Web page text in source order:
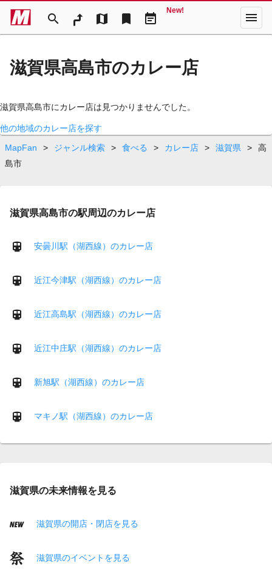
search map bookmark event_note
New! menu
滋賀県高島市のカレー店
滋賀県高島市にカレー店は見つかりませんでした。
他の地域のカレー店を探す
MapFan
> ジャンル検索 > 食べる > カレー店 > 滋賀県 >
高
島市
滋賀県高島市の駅周辺のカレー店
安曇川駅（湖西線）のカレー店
近江今津駅（湖西線）のカレー店
近江高島駅（湖西線）のカレー店
近江中庄駅（湖西線）のカレー店
新旭駅（湖西線）のカレー店
マキノ駅（湖西線）のカレー店
滋賀県の未来情報を見る
滋賀県の開店・閉店を見る
滋賀県のイベントを見る